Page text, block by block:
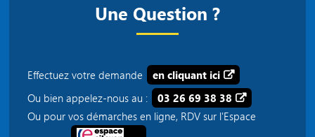
Une Question ?
Effectuez votre demande
en cliquant ici
Ou bien appelez-nous au :
03 26 69 38 38
Ou pour vos démarches en ligne, RDV sur l'Espace